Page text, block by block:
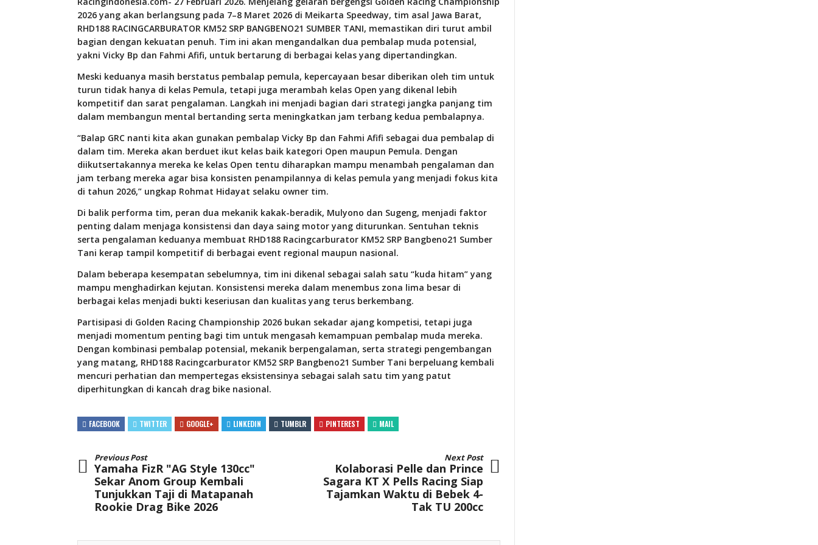
2026 yang akan berlangsung pada 7–8 Maret 2026 di Meikarta Speedway, tim asal Jawa Barat,
RHD188 RACINGCARBURATOR KM52 SRP BANGBENO21 SUMBER TANI, memastikan diri turut ambil
bagian dengan kekuatan penuh. Tim ini akan mengandalkan dua pembalap muda potensial,
yakni Vicky Bp dan Fahmi Afifi, untuk bertarung di berbagai kelas yang dipertandingkan.
Meski keduanya masih berstatus pembalap pemula, kepercayaan besar diberikan oleh tim untuk
turun tidak hanya di kelas Pemula, tetapi juga merambah kelas Open yang dikenal lebih
kompetitif dan sarat pengalaman. Langkah ini menjadi bagian dari strategi jangka panjang tim
dalam membangun mental bertanding serta meningkatkan jam terbang kedua pembalapnya.
“Balap GRC nanti kita akan gunakan pembalap Vicky Bp dan Fahmi Afifi sebagai dua pembalap di
dalam tim. Mereka akan berduet ikut kelas baik kategori Open maupun Pemula. Dengan
diikutsertakannya mereka ke kelas Open tentu diharapkan mampu menambah pengalaman dan
jam terbang mereka agar bisa konsisten penampilannya di kelas pemula yang menjadi fokus kita
di tahun 2026,” ungkap Rohmat Hidayat selaku owner tim.
Di balik performa tim, peran dua mekanik kakak-beradik, Mulyono dan Sugeng, menjadi faktor
penting dalam menjaga konsistensi dan daya saing motor yang diturunkan. Sentuhan teknis
serta pengalaman keduanya membuat RHD188 Racingcarburator KM52 SRP Bangbeno21 Sumber
Tani kerap tampil kompetitif di berbagai event regional maupun nasional.
Dalam beberapa kesempatan sebelumnya, tim ini dikenal sebagai salah satu “kuda hitam” yang
mampu menghadirkan kejutan. Konsistensi mereka dalam menembus zona lima besar di
berbagai kelas menjadi bukti keseriusan dan kualitas yang terus berkembang.
Partisipasi di Golden Racing Championship 2026 bukan sekadar ajang kompetisi, tetapi juga
menjadi momentum penting bagi tim untuk mengasah kemampuan pembalap muda mereka.
Dengan kombinasi pembalap potensial, mekanik berpengalaman, serta strategi pengembangan
yang matang, RHD188 Racingcarburator KM52 SRP Bangbeno21 Sumber Tani berpeluang kembali
mencuri perhatian dan mempertegas eksistensinya sebagai salah satu tim yang patut
diperhitungkan di kancah drag bike nasional.
FACEBOOK TWITTER GOOGLE+ LINKEDIN TUMBLR PINTEREST MAIL
Previous Post
Yamaha FizR "AG Style 130cc"
Sekar Anom Group Kembali
Tunjukkan Taji di Matapanah
Rookie Drag Bike 2026
Next Post
Kolaborasi Pelle dan Prince
Sagara KT X Pells Racing Siap
Tajamkan Waktu di Bebek 4-
Tak TU 200cc